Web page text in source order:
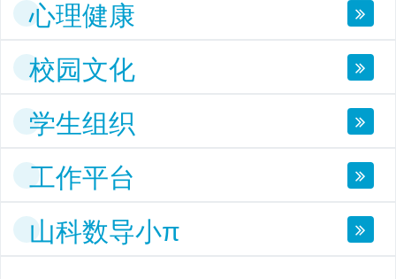
心理健康
校园文化
学生组织
工作平台
山科数导小π